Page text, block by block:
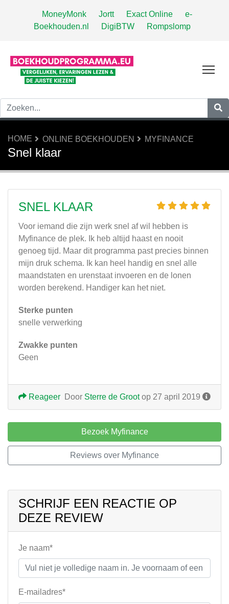
MoneyMonk Jortt Exact Online
e-
Boekhouden.nl
DigiBTW Rompslomp
HOME ONLINE BOEKHOUDEN MYFINANCE
Snel klaar
SNEL KLAAR
Voor iemand die zijn werk snel af wil hebben is
Myfinance de plek. Ik heb altijd haast en nooit
genoeg tijd. Maar dit programma past precies binnen
mijn druk schema. Ik kan heel handig en snel alle
maandstaten en urenstaat invoeren en de lonen
worden berekend. Handiger kan het niet.
Sterke punten
snelle verwerking
Zwakke punten
Geen
Door Sterre de Grootop 27 april 2019
Reageer
Bezoek Myfinance
Reviews over Myfinance
SCHRIJF EEN REACTIE OP
DEZE REVIEW
Je naam*
E-mailadres*